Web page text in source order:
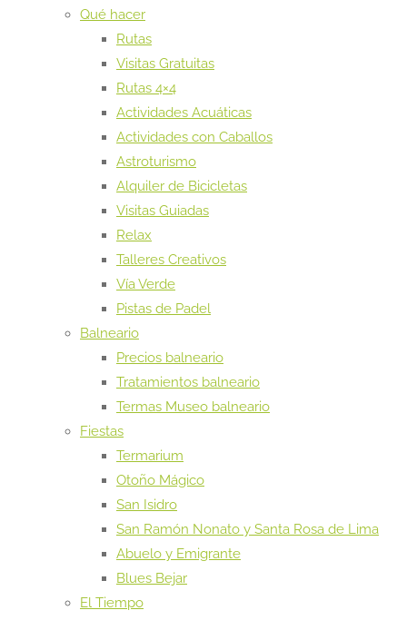
Qué hacer
Rutas
Visitas Gratuitas
Rutas 4×4
Actividades Acuáticas
Actividades con Caballos
Astroturismo
Alquiler de Bicicletas
Visitas Guiadas
Relax
Talleres Creativos
Vía Verde
Pistas de Padel
Balneario
Precios balneario
Tratamientos balneario
Termas Museo balneario
Fiestas
Termarium
Otoño Mágico
San Isidro
San Ramón Nonato y Santa Rosa de Lima
Abuelo y Emigrante
Blues Bejar
El Tiempo